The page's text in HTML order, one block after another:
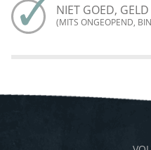
NIET GOED,
(MITS ONGEOPEND,